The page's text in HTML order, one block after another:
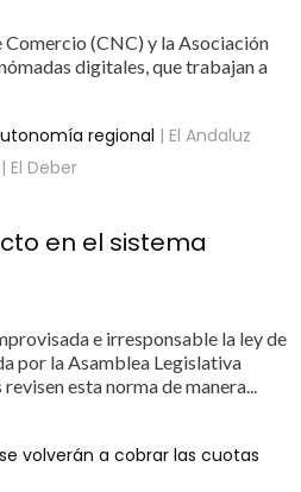
(CNC) y la Asociación
digitales, que trabajan a
regional | El Andaluz
| El Deber
en el sistema
e irresponsable la ley de
por la Asamblea Legislativa
esta norma de manera...
volverán a cobrar las cuotas